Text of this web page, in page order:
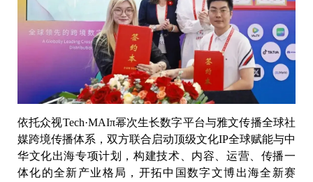
依托众视Tech·MAIπ幂次生长数字平台与雅文传播全球社
媒跨境传播体系，双方联合启动顶级文化IP全球赋能与中
华文化出海专项计划，构建技术、内容、运营、传播一
体化的全新产业格局，开拓中国数字文博出海全新赛